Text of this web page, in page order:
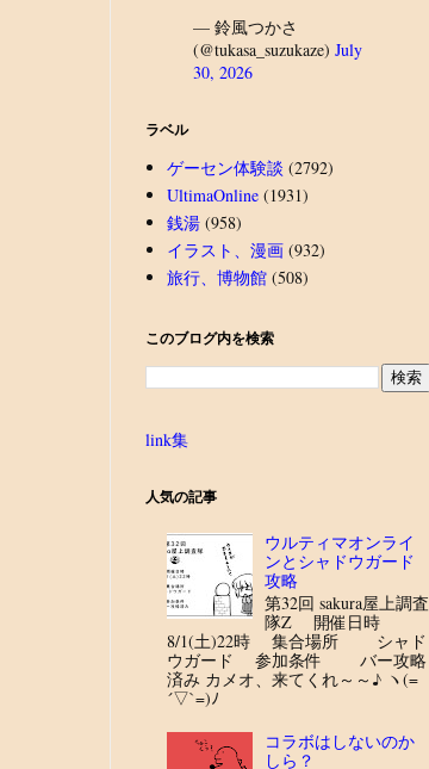
— 鈴風つかさ
(@tukasa_suzukaze) July
30, 2026
ラベル
ゲーセン体験談 (2792)
UltimaOnline (1931)
銭湯 (958)
イラスト、漫画 (932)
旅行、博物館 (508)
このブログ内を検索
link集
人気の記事
ウルティマオンライ
ンとシャドウガード
攻略
第32回 sakura屋上調査
隊Z 開催日時
8/1(土)22時 集合場所 シャド
ウガード 参加条件 バー攻略
済み カメオ、来てくれ～～♪ ヽ(=
´▽`=)ﾉ
コラボはしないのか
しら？